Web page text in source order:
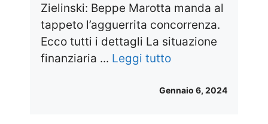
Zielinski: Beppe Marotta manda al
tappeto l’agguerrita concorrenza.
Ecco tutti i dettagli La situazione
finanziaria ... Leggi tutto
Gennaio 6, 2024